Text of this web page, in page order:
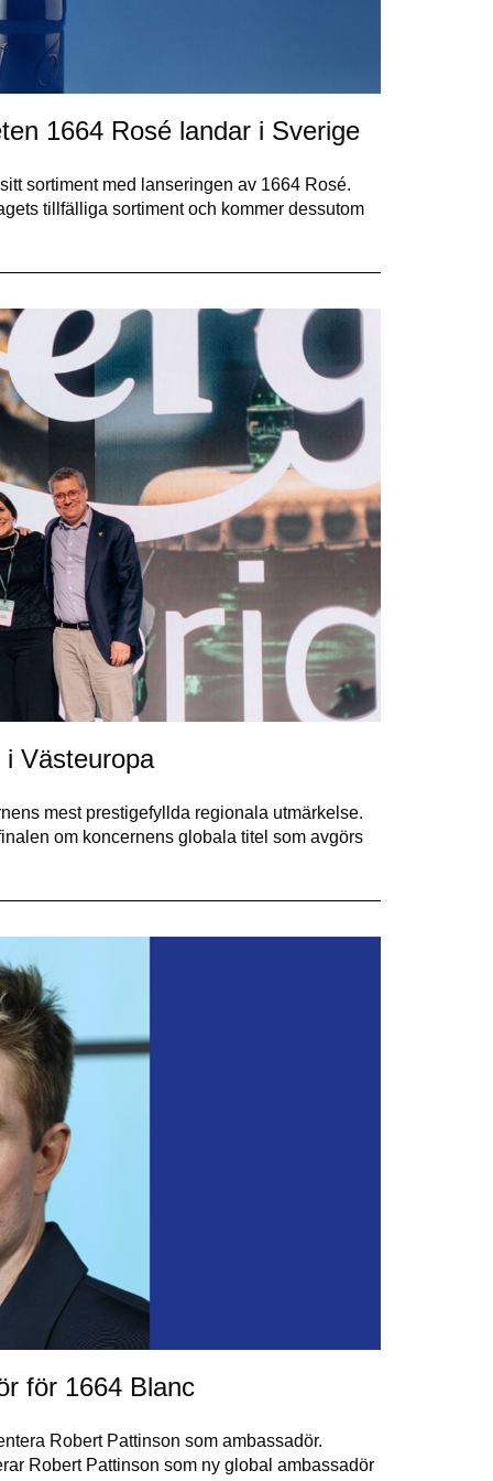
1664 Rosé landar i Sverige
sortiment med lanseringen av 1664 Rosé.
tillfälliga sortiment och kommer dessutom
Västeuropa
mest prestigefyllda regionala utmärkelse.
om koncernens globala titel som avgörs
för 1664 Blanc
Robert Pattinson som ambassadör.
Robert Pattinson som ny global ambassadör